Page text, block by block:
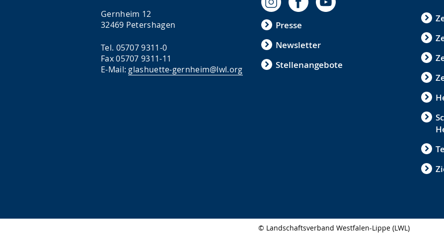
Gernheim 12
32469 Petershagen
Tel. 05707 9311-0
Fax 05707 9311-11
E-Mail: glashuette-gernheim@lwl.org
Presse
Newsletter
Stellenangebote
© Landschaftsverband Westfalen-Lippe (LWL)